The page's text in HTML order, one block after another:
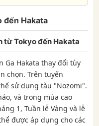
đến Hakata
từ Tokyo đến Hakata
Ga Hakata thay đổi tùy
chọn. Trên tuyến
sử dụng tàu "Nozomi".
và trong mùa cao
1, Tuần lễ Vàng và lễ
được áp dụng cho các